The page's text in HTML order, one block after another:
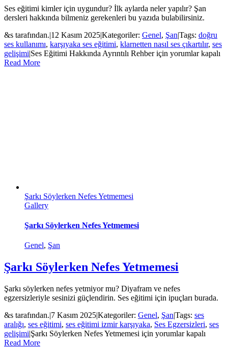
Ses eğitimi kimler için uygundur? İlk aylarda neler yapılır? Şan
dersleri hakkında bilmeniz gerekenleri bu yazıda bulabilirsiniz.
&s tarafından.|12 Kasım 2025|Kategoriler: Genel, Şan|Tags: doğru
ses kullanımı, karşıyaka ses eğitimi, klarnetten nasıl ses çıkartılır, ses
gelişimi|Ses Eğitimi Hakkında Ayrıntılı Rehber için yorumlar kapalı
Read More
Şarkı Söylerken Nefes Yetmemesi
Gallery
Şarkı Söylerken Nefes Yetmemesi
Genel, Şan
Şarkı Söylerken Nefes Yetmemesi
Şarkı söylerken nefes yetmiyor mu? Diyafram ve nefes
egzersizleriyle sesinizi güçlendirin. Ses eğitimi için ipuçları burada.
&s tarafından.|7 Kasım 2025|Kategoriler: Genel, Şan|Tags: ses
aralığı, ses eğitimi, ses eğitimi izmir karşıyaka, Ses Egzersizleri, ses
gelişimi|Şarkı Söylerken Nefes Yetmemesi için yorumlar kapalı
Read More